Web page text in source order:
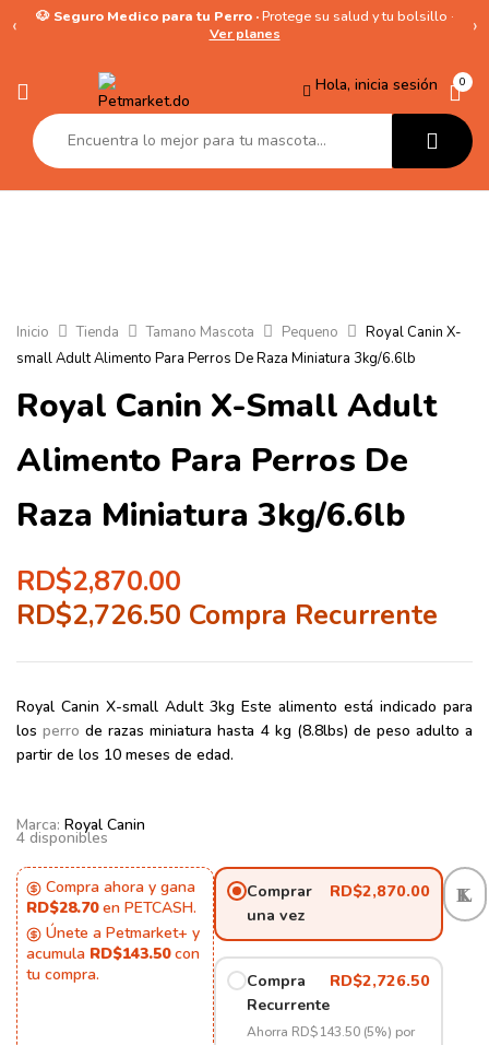
‹ 🐶 Seguro Medico para tu Perro ·Protege su salud y tu bolsillo ·
Ver planes
›
Hola, inicia sesión 0
Inicio Tienda Tamano Mascota Pequeno
Royal Canin X-
small Adult Alimento Para Perros De Raza Miniatura 3kg/6.6lb
Royal Canin X-Small Adult
Alimento Para Perros De
Raza Miniatura 3kg/6.6lb
RD$2,870.00
RD$2,726.50 Compra Recurrente
Royal Canin X-small Adult 3kg Este alimento está indicado para
losperrode razas miniatura hasta 4 kg (8.8lbs) de peso adulto a
partir de los 10 meses de edad.
Marca: Royal Canin
4 disponibles
Compra ahora y gana
RD$28.70en PETCASH.
Únete a Petmarket+ y
acumula RD$143.50con
tu compra.
Comprar
una vez
RD$2,870.00
Compra
Recurrente
RD$2,726.50
Ahorra RD$143.50 (5%) por